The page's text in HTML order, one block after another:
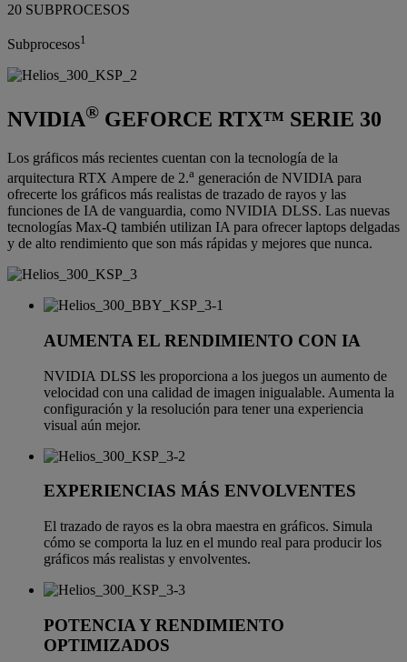
20 SUBPROCESOS
Subprocesos1
NVIDIA® GEFORCE RTX™ SERIE 30
Los gráficos más recientes cuentan con la tecnología de la
arquitectura RTX Ampere de 2.a generación de NVIDIA para
ofrecerte los gráficos más realistas de trazado de rayos y las
funciones de IA de vanguardia, como NVIDIA DLSS. Las nuevas
tecnologías Max-Q también utilizan IA para ofrecer laptops delgadas
y de alto rendimiento que son más rápidas y mejores que nunca.
AUMENTA EL RENDIMIENTO CON IA
NVIDIA DLSS les proporciona a los juegos un aumento de
velocidad con una calidad de imagen inigualable. Aumenta la
configuración y la resolución para tener una experiencia
visual aún mejor.
EXPERIENCIAS MÁS ENVOLVENTES
El trazado de rayos es la obra maestra en gráficos. Simula
cómo se comporta la luz en el mundo real para producir los
gráficos más realistas y envolventes.
POTENCIA Y RENDIMIENTO
OPTIMIZADOS